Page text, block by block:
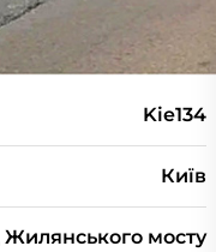
Kie134
Київ
мосту